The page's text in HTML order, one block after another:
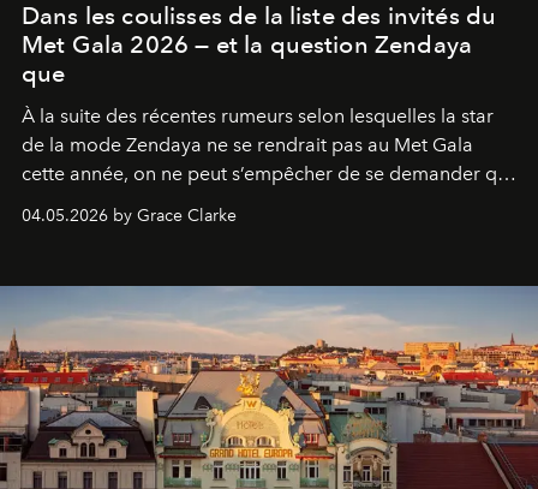
Dans les coulisses de la liste des invités du
Met Gala 2026 — et la question Zendaya
que
À la suite des récentes rumeurs selon lesquelles la star
de la mode Zendaya ne se rendrait pas au Met Gala
cette année, on ne peut s’empêcher de se demander qui
sera présent.
04.05.2026 by Grace Clarke